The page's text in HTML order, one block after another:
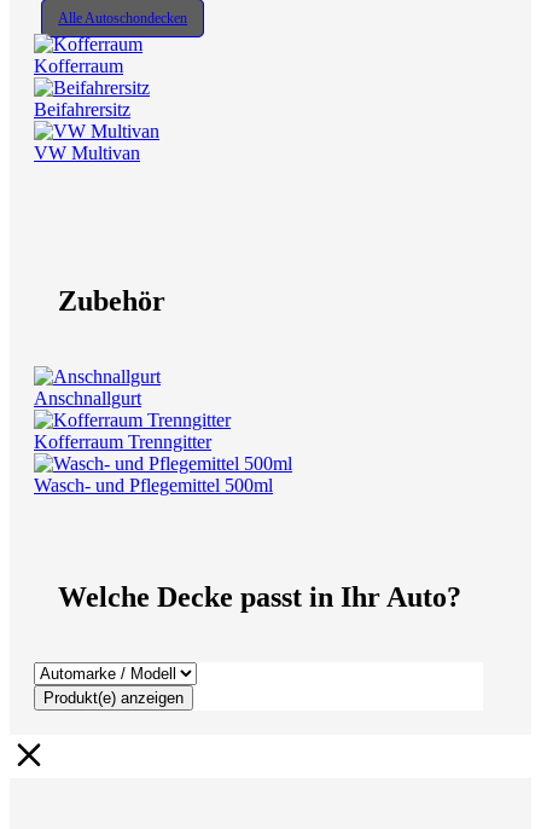
Alle Autoschondecken
Kofferraum
Beifahrersitz
VW Multivan
Zubehör
Anschnallgurt
Kofferraum Trenngitter
Wasch- und Pflegemittel 500ml
Welche Decke passt in Ihr Auto?
Produkt(e) anzeigen